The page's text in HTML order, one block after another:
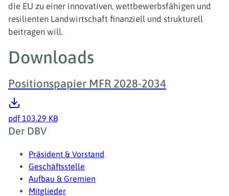
die EU zu einer innovativen, wettbewerbsfähigen und
resilienten Landwirtschaft finanziell und strukturell
beitragen will.
Downloads
Positionspapier MFR 2028-2034
pdf 103.29 KB
Fußzeile
Der DBV
Präsident & Vorstand
Geschäftsstelle
Aufbau & Gremien
Mitglieder